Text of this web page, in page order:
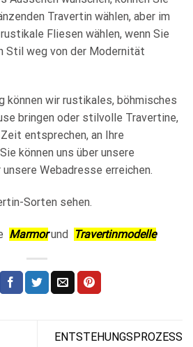
Travertin wählen, aber im
Fliesen wählen, wenn Sie
Stil weg von der Modernität
können wir rustikales, böhmisches
bringen oder stilvolle Travertine,
entsprechen, an Ihre
können uns über unsere
Webadresse erreichen.
Sorten sehen.
Marmorund Travertinmodelle
ENTSTEHUNGSPROZESS